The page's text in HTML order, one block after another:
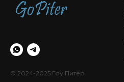
© 2024-2025 Гоу Питер